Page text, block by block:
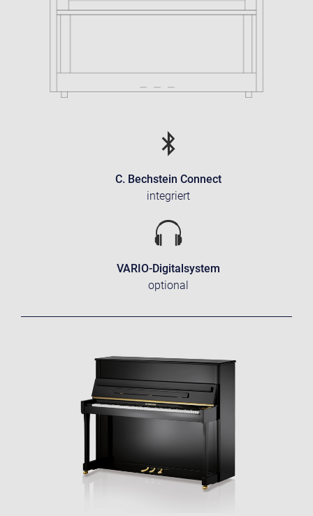
C. Bechstein Connect
integriert
VARIO-Digitalsystem
optional